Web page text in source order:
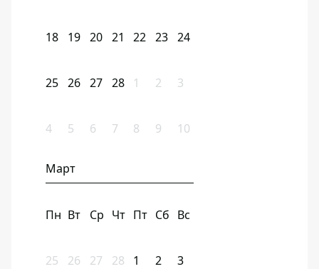
18 19 20 21 22 23 24
25 26 27 28 1 2 3
4 5 6 7 8 9 10
Март
Пн Вт Ср Чт Пт Сб Вс
25 26 27 28 1 2 3